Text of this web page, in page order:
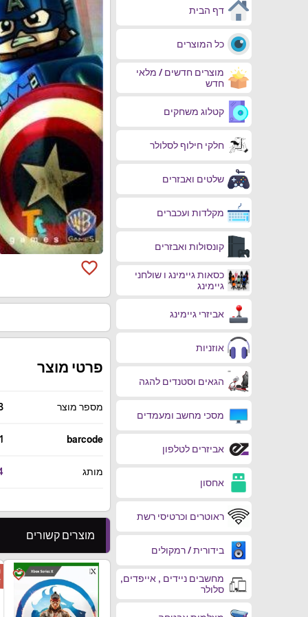
דף הבית
כל המוצרים
מוצרים חדשים / מלאי
חדש
קטלוג משחקים
חלקי חילוף לסלולר
שלטים ואבזרים
מקלדות ועכברים
קונסולות ואבזרים
כסאות גיימינג ו שולחני
גיימינג
אביזרי גיימינג
אוזניות
הגאים וסטנדים להגה
מסכי מחשב ומעמדים
אביזרים לטלפון
אחסון
ראוטרים וכרטיסי רשת
בידורית / רמקולים
מחשבים ניידים , אייפדים,
סלולר
favorite_border
פרטי מוצר
מספר מוצר
barcode
מותג
מוצרים קשורים
favorite_border